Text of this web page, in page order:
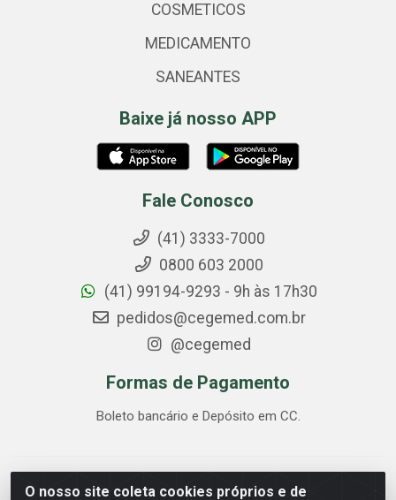
O nosso site coleta cookies próprios e de
COSMETICOS
MEDICAMENTO
SANEANTES
Baixe já nosso APP
Fale Conosco
(41) 3333-7000
0800 603 2000
(41) 99194-9293 - 9h às 17h30
pedidos@cegemed.com.br
@cegemed
Formas de Pagamento
Boleto bancário e Depósito em CC.
Cegemed Distribuidora - Rua Alagoas, 2175 - Guaíra,